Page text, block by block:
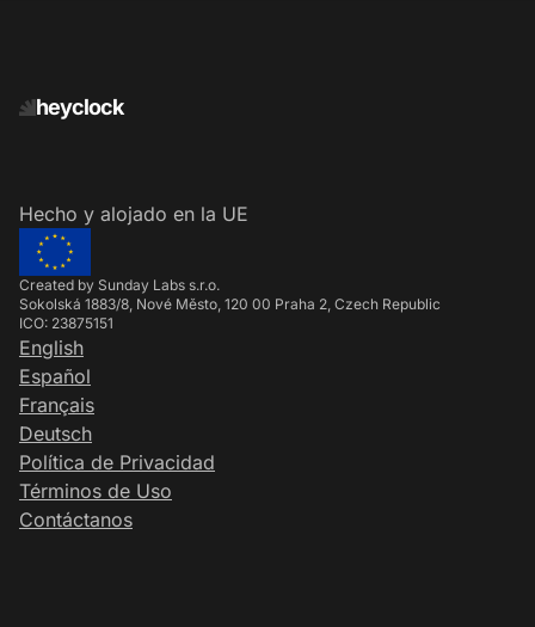
heyclock
Hecho y alojado en la UE
Created by Sunday Labs s.r.o.
Sokolská 1883/8, Nové Město, 120 00 Praha 2, Czech Republic
ICO: 23875151
English
Español
Français
Deutsch
Política de Privacidad
Términos de Uso
Contáctanos